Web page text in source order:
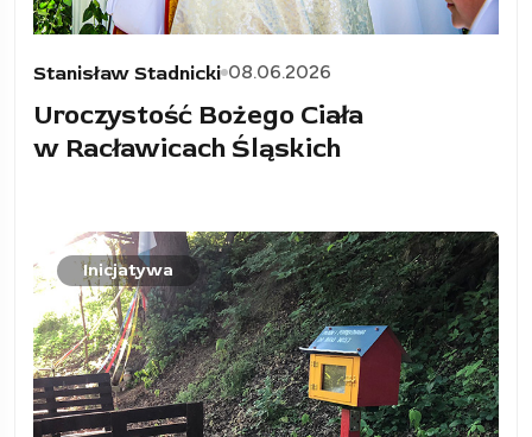
Stanisław Stadnicki 08.06.2026
Uroczystość Bożego Ciała
w Racławicach Śląskich
Inicjatywa